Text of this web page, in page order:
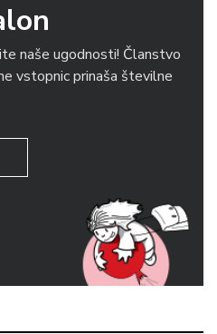
naše ugodnosti! Članstvo
vstopnic prinaša številne